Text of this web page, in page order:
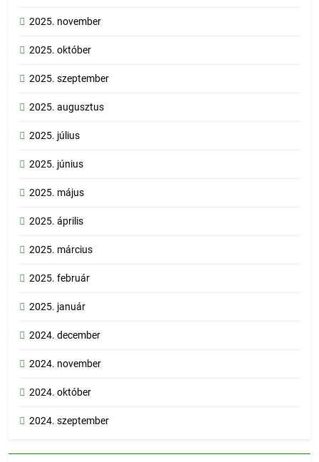
2025. november
2025. október
2025. szeptember
2025. augusztus
2025. július
2025. június
2025. május
2025. április
2025. március
2025. február
2025. január
2024. december
2024. november
2024. október
2024. szeptember